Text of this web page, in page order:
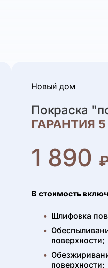
Новый дом
Покраска
ГАРАНТИЯ 5
1 890
В стоимость
Шлифовка
поверхности;
поверхности;